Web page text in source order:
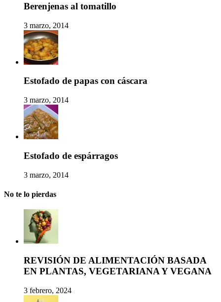
Berenjenas al tomatillo
3 marzo, 2014
Estofado de papas con cáscara
3 marzo, 2014
Estofado de espárragos
3 marzo, 2014
No te lo pierdas
REVISIÓN DE ALIMENTACIÓN BASADA
EN PLANTAS, VEGETARIANA Y VEGANA
3 febrero, 2024